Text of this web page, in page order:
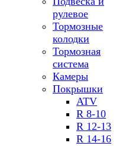
рулевое
Тормозные
колодки
Тормозная
система
Камеры
Покрышки
ATV
R 8-10
R 12-13
R 14-16